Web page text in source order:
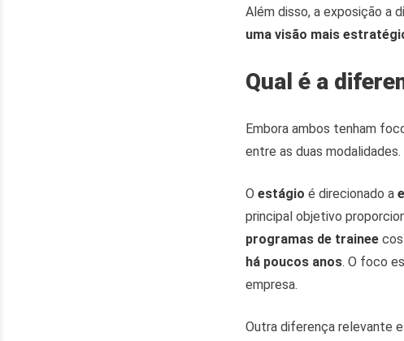
Além disso, a exposição a
uma visão mais
Qual é a
Embora ambos tenham
entre as duas modalidades.
O estágio é direcionado a
principal objetivo
programas de trainee
há poucos anos. O foco
empresa.
Outra diferença relevante